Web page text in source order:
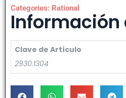
Categories: Rational
Información
Clave de Artículo
2930.1304